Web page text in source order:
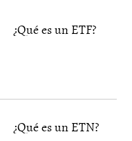
¿Qué es un ETF?
¿Qué es un ETN?